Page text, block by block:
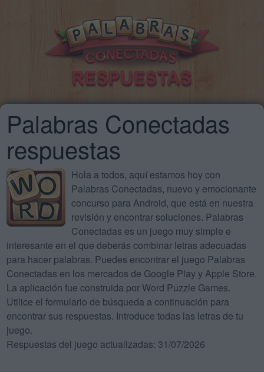
Palabras Conectadas
respuestas
Hola a todos, aquí estamos hoy con
Palabras Conectadas, nuevo y emocionante
concurso para Android, que está en nuestra
revisión y encontrar soluciones. Palabras
Conectadas es un juego muy simple e
interesante en el que deberás combinar letras adecuadas
para hacer palabras. Puedes encontrar el juego Palabras
Conectadas en los mercados de Google Play y Apple Store.
La aplicación fue construida por Word Puzzle Games.
Utilice el formulario de búsqueda a continuación para
encontrar sus respuestas. Introduce todas las letras de tu
juego.
Respuestas del juego actualizadas: 31/07/2026